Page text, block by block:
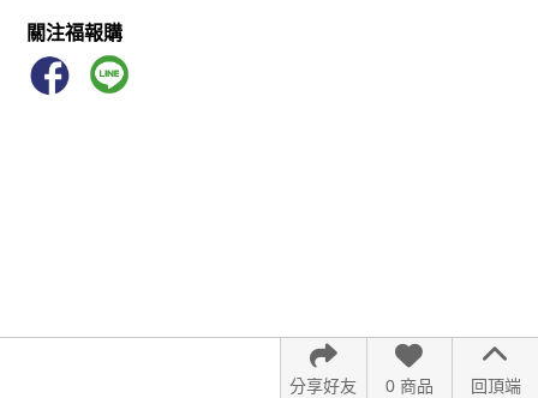
關注福報購
回頂端
0 商品
分享好友